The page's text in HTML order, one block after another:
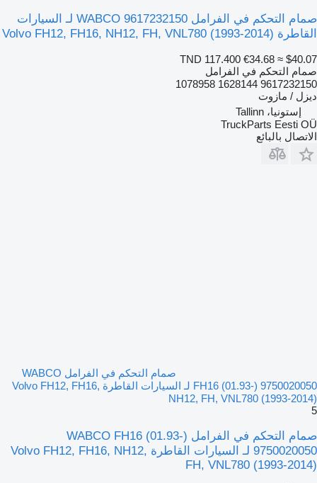
صمام التحكم في الفرامل WABCO 9617232150 لـ السيارات
القاطرة Volvo FH12, FH16, NH12, FH, VNL780 (1993-2014)
TND 117.400 €34.68 ≈ $40.07
صمام التحكم في الفرامل
9617232150 1628144 1078958
ديزل / مازوت
إستونيا، Tallinn
TruckParts Eesti OÜ
الاتصال بالبائع
صمام التحكم في الفرامل WABCO
FH16 (01.93-) 9750020050 لـ السيارات القاطرة Volvo FH12, FH16,
NH12, FH, VNL780 (1993-2014)
5
صمام التحكم في الفرامل WABCO FH16 (01.93-)
9750020050 لـ السيارات القاطرة Volvo FH12, FH16, NH12,
FH, VNL780 (1993-2014)